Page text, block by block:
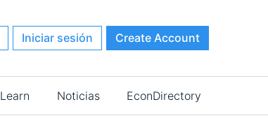
Iniciar sesión Create Account
Learn Noticias EconDirectory